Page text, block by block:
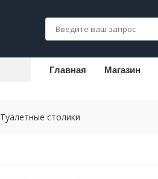
Главная Магазин
Туалетные столики